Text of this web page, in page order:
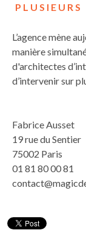
L’agence mène
manière
d'architectes
d’intervenir sur
Fabrice Ausset
19 rue du Sentier
75002 Paris
01 81 80 00 81